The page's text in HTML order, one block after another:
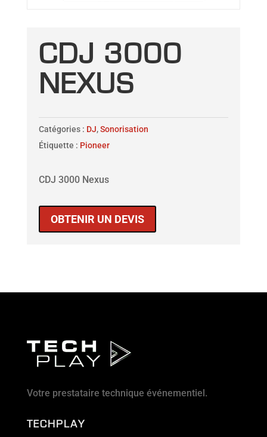
CDJ 3000
NEXUS
Catégories : DJ,Sonorisation
Étiquette : Pioneer
CDJ 3000 Nexus
OBTENIR UN DEVIS
Votre prestataire technique événementiel.
TECHPLAY